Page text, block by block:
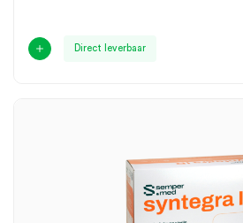
Direct leverbaar